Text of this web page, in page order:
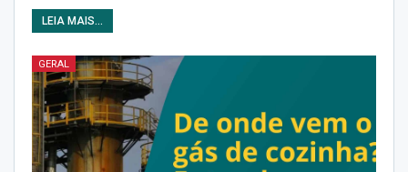
LEIA MAIS...
GERAL